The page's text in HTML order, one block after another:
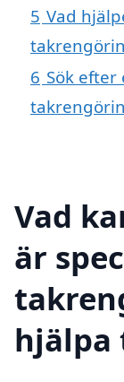
5 Vad
6 Sök
Vad
är
hjälpa